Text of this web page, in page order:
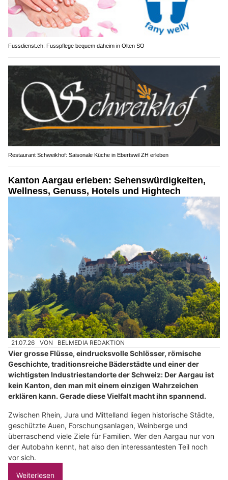
Fussdienst.ch: Fusspflege bequem daheim in Olten SO
Restaurant Schweikhof: Saisonale Küche in Ebertswil ZH erleben
Kanton Aargau erleben: Sehenswürdigkeiten,
Wellness, Genuss, Hotels und Hightech
21.07.26 VON BELMEDIA REDAKTION
Vier grosse Flüsse, eindrucksvolle Schlösser, römische
Geschichte, traditionsreiche Bäderstädte und einer der
wichtigsten Industriestandorte der Schweiz: Der Aargau ist
kein Kanton, den man mit einem einzigen Wahrzeichen
erklären kann. Gerade diese Vielfalt macht ihn spannend.
Zwischen Rhein, Jura und Mittelland liegen historische Städte,
geschützte Auen, Forschungsanlagen, Weinberge und
überraschend viele Ziele für Familien. Wer den Aargau nur von
der Autobahn kennt, hat also den interessantesten Teil noch
vor sich.
Weiterlesen